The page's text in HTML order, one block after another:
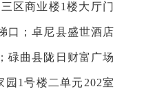
区商业楼1楼大厅门
口；卓尼县盛世酒店
碌曲县陇日财富广场
1号楼二单元202室